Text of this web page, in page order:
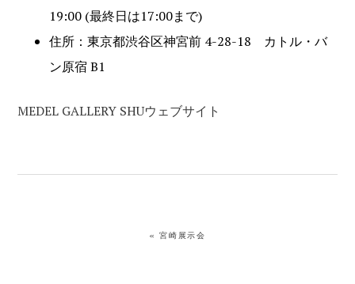
19:00 (最終日は17:00まで)
住所：東京都渋谷区神宮前 4-28-18 カトル・バ
ン原宿 B1
MEDEL GALLERY SHUウェブサイト
« 宮崎展示会